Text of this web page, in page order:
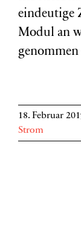
eindeutige
Modul an
18. Februar
Strom